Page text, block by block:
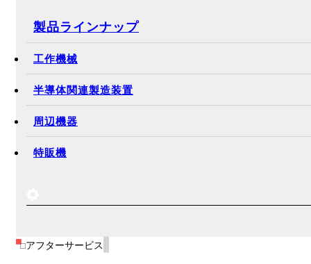
製品ラインナップ
工作機械
半導体関連製造装置
周辺機器
特販機
アフターサービス